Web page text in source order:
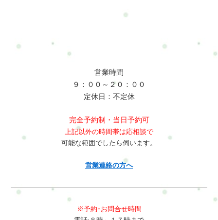
営業時間
９：００～２０：００
定休日：不定休
完全予約制・当日予約可
上記以外の時間帯は応相談で
可能な範囲でしたら伺います。
営業連絡の方へ
※予約･お問合せ時間